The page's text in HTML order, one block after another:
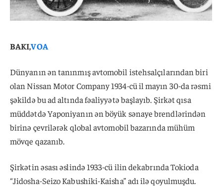
BAKI,VOA
Dünyanın ən tanınmış avtomobil istehsalçılarından biri
olan Nissan Motor Company 1934-cü il mayın 30-da rəsmi
şəkildə bu ad altında fəaliyyətə başlayıb. Şirkət qısa
müddətdə Yaponiyanın ən böyük sənaye brendlərindən
birinə çevrilərək qlobal avtomobil bazarında mühüm
mövqe qazanıb.
Şirkətin əsası əslində 1933-cü ilin dekabrında Tokioda
“Jidosha-Seizo Kabushiki-Kaisha” adı ilə qoyulmuşdu.